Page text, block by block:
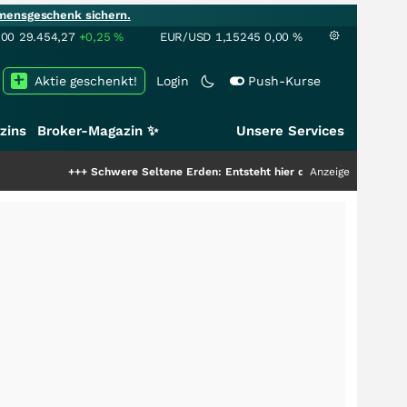
sichern.
29.454,27 +0,25% EUR/USD 1,15245 0,00 %
Login Push-Kurse
Aktie geschenkt!
Broker-Magazin ✨ Unsere Services
Schwere Seltene Erden: Entsteht hier die nächste Milliardenstory?
Anzeige